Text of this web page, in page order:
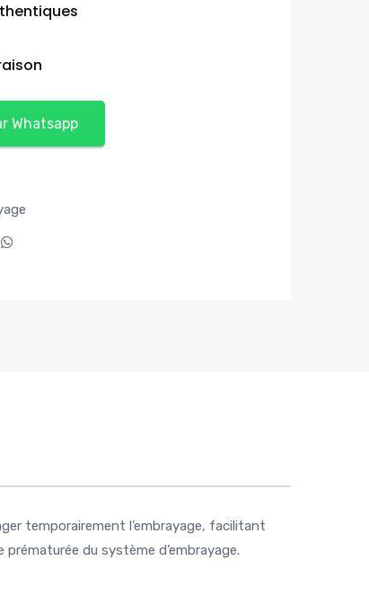
Whatsapp
temporairement l’embrayage, facilitant
du système d’embrayage.